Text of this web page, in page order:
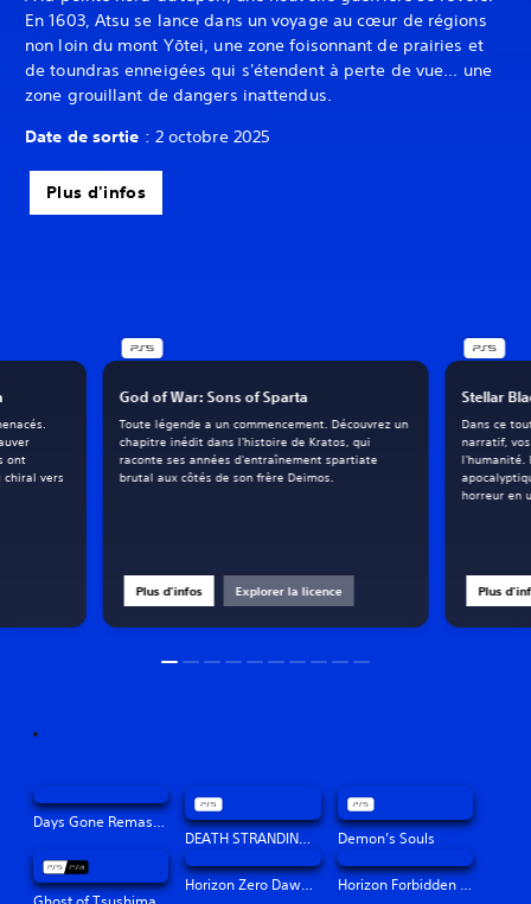
En 1603, Atsu se lance dans un voyage au cœur de régions
non loin du mont Yōtei, une zone foisonnant de prairies et
de toundras enneigées qui s'étendent à perte de vue... une
zone grouillant de dangers inattendus.
Date de sortie : 2 octobre 2025
Plus d'infos
God of War: Sons of Sparta
Toute légende a un commencement. Découvrez un
chapitre inédit dans l'histoire de Kratos, qui
raconte ses années d'entraînement spartiate
brutal aux côtés de son frère Deimos.
Plus d'infos Explorer la licence
Stellar
Dans ce
narratif,
l'humanité.
horreur en
Plus
ont
vers
Days Gone Remastered
DEATH STRANDING DIRECTOR'S CUT
Demon’s Souls
Horizon Zero Dawn™ Remastered Horizon Forbidden West™